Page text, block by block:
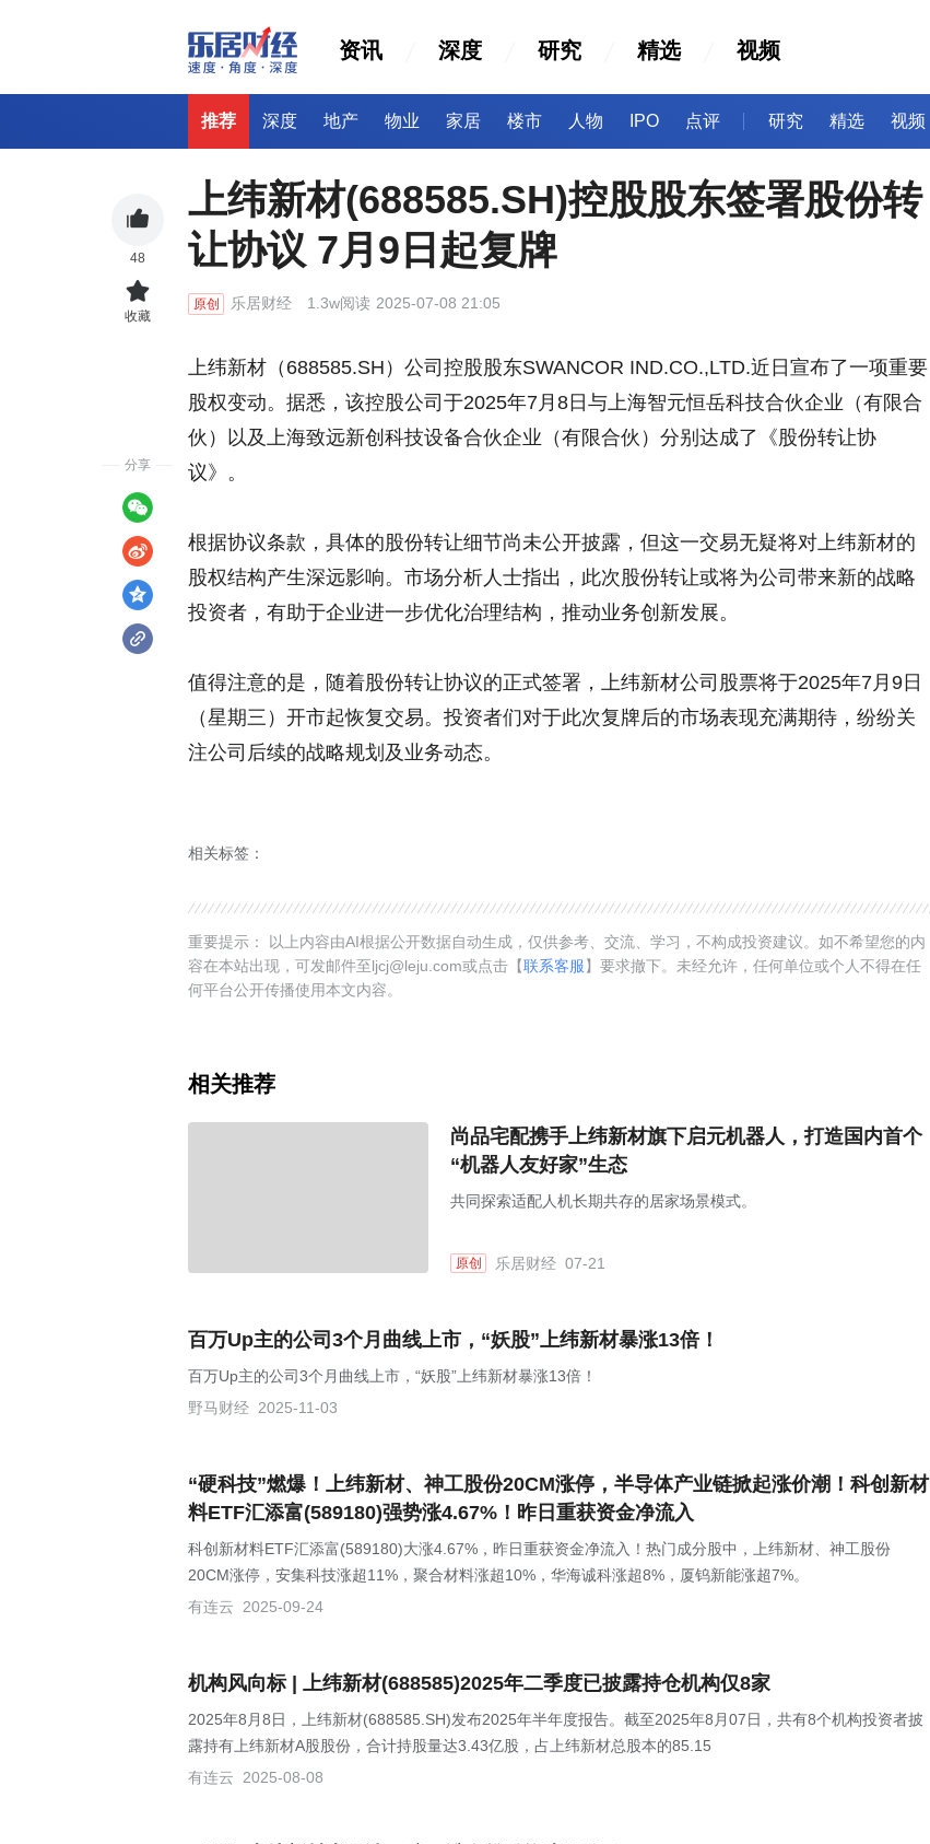
资讯 深度 研究 精选 视频
推荐 深度 地产 物业 家居 楼市 人物 IPO 点评 研究 精选 视频
上纬新材(688585.SH)控股股东签署股份转
让协议 7月9日起复牌
原创 乐居财经 1.3w阅读 2025-07-08 21:05
上纬新材（688585.SH）公司控股股东SWANCOR IND.CO.,LTD.近日宣布了一项重要
股权变动。据悉，该控股公司于2025年7月8日与上海智元恒岳科技合伙企业（有限合
伙）以及上海致远新创科技设备合伙企业（有限合伙）分别达成了《股份转让协
议》。
根据协议条款，具体的股份转让细节尚未公开披露，但这一交易无疑将对上纬新材的
股权结构产生深远影响。市场分析人士指出，此次股份转让或将为公司带来新的战略
投资者，有助于企业进一步优化治理结构，推动业务创新发展。
值得注意的是，随着股份转让协议的正式签署，上纬新材公司股票将于2025年7月9日
（星期三）开市起恢复交易。投资者们对于此次复牌后的市场表现充满期待，纷纷关
注公司后续的战略规划及业务动态。
相关标签：
重要提示： 以上内容由AI根据公开数据自动生成，仅供参考、交流、学习，不构成投资建议。如不希望您的内
容在本站出现，可发邮件至ljcj@leju.com或点击【联系客服】要求撤下。未经允许，任何单位或个人不得在任
何平台公开传播使用本文内容。
相关推荐
尚品宅配携手上纬新材旗下启元机器人，打造国内首个
“机器人友好家”生态
共同探索适配人机长期共存的居家场景模式。
原创 乐居财经 07-21
百万Up主的公司3个月曲线上市，“妖股”上纬新材暴涨13倍！
百万Up主的公司3个月曲线上市，“妖股”上纬新材暴涨13倍！
野马财经 2025-11-03
“硬科技”燃爆！上纬新材、神工股份20CM涨停，半导体产业链掀起涨价潮！科创新材
料ETF汇添富(589180)强势涨4.67%！昨日重获资金净流入
科创新材料ETF汇添富(589180)大涨4.67%，昨日重获资金净流入！热门成分股中，上纬新材、神工股份
20CM涨停，安集科技涨超11%，聚合材料涨超10%，华海诚科涨超8%，厦钨新能涨超7%。
有连云
2025-09-24
机构风向标 | 上纬新材(688585)2025年二季度已披露持仓机构仅8家
2025年8月8日，上纬新材(688585.SH)发布2025年半年度报告。截至2025年8月07日，共有8个机构投资者披
露持有上纬新材A股股份，合计持股量达3.43亿股，占上纬新材总股本的85.15
有连云
2025-08-08
48
收藏
分享